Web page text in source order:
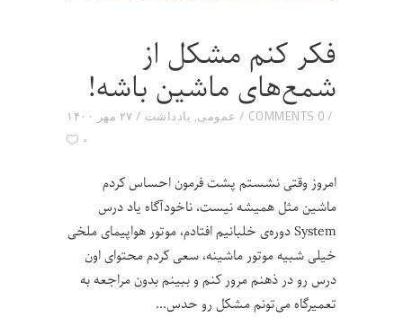
فکر کنم مشکل از
شمع‌های ماشین باشه!
۲۷ مهر ۱۴۰۰ عمومی, یادداشت 0 COMMENTS
۰
امروز وقتی نشستم پشت فرمون احساس کردم
ماشین مثل همیشه نیست، ناخودآگاه یاد درس‌
System دوره‌ی خلبانیم افتادم، موتور هواپیمای ملخی
خیلی شبیه موتور ماشینه، سعی کردم محتوای اون
درس رو در ذهنم مرور کنم و ببینم بدون مراجعه به
تعمیرگاه می‌تونم مشکل رو حدس